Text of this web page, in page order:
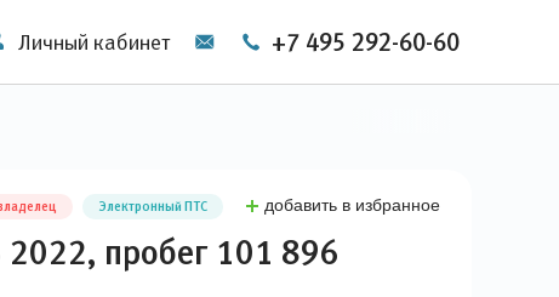
Личный кабинет +7 495 292-60-60
Электронный ПТС добавить в избранное
2022, пробег 101 896